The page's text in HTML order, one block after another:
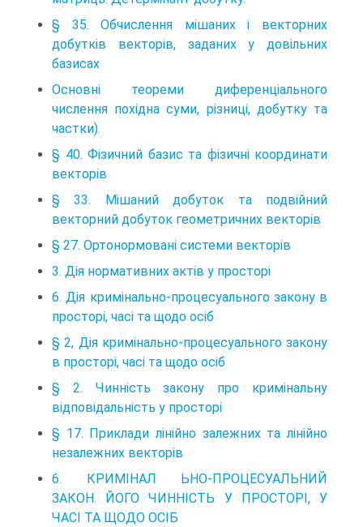
§ 35. Обчислення мішаних і векторних
добутків векторів, заданих у довільних
базисах
Основні теореми диференціального
числення похідна суми, різниці, добутку та
частки).
§ 40. Фізичний базис та фізичні координати
векторів
§ 33. Мішаний добуток та подвійний
векторний добуток геометричних векторів
§ 27. Ортонормовані системи векторів
3. Дія нормативних актів у просторі
6. Дія кримінально-процесуального закону в
просторі, часі та щодо осіб
§ 2, Дія кримінально-процесуального закону
в просторі, часі та щодо осіб
§ 2. Чинність закону про кримінальну
відповідальність у просторі
§ 17. Приклади лінійно залежних та лінійно
незалежних векторів
6. КРИМІНАЛ ЬНО-ПРОЦЕСУАЛЬНИЙ
ЗАКОН. ЙОГО ЧИННІСТЬ У ПРОСТОРІ, У
ЧАСІ ТА ЩОДО ОСІБ